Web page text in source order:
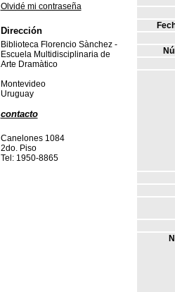
Olvidé mi contraseña
Dirección
Biblioteca Florencio Sànchez -
Escuela Multidisciplinaria de
Arte Dramàtico
Montevideo
Uruguay
contacto
Canelones 1084
2do. Piso
Tel: 1950-8865